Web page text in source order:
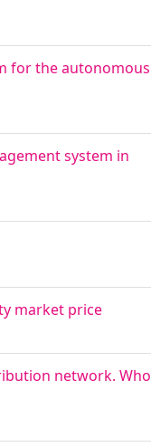
for the autonomous
system in
market price
network. Who